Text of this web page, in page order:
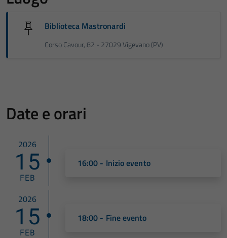
Biblioteca Mastronardi
Corso Cavour, 82 - 27029 Vigevano (PV)
Date e orari
2026
15
FEB
16:00 - Inizio evento
2026
15
FEB
18:00 - Fine evento